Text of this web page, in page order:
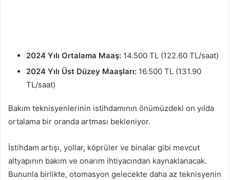
2024 Yılı Ortalama Maaş: 14.500 TL (122.60 TL/saat)
2024 Yılı Üst Düzey Maaşları: 16.500 TL (131.90
TL/saat)
Bakım teknisyenlerinin istihdamının önümüzdeki on yılda
ortalama bir oranda artması bekleniyor.
İstihdam artışı, yollar, köprüler ve binalar gibi mevcut
altyapının bakım ve onarım ihtiyacından kaynaklanacak.
Bununla birlikte, otomasyon gelecekte daha az teknisyenin